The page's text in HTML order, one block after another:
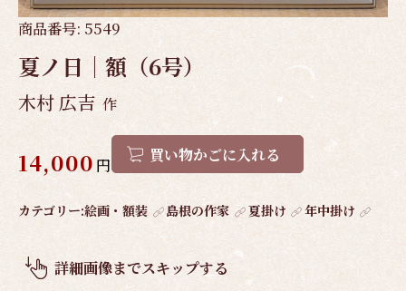
商品番号: 5549
夏ノ日｜額（6号）
木村 広吉 作
14,000 円
買い物かごに入れる
作
概
要
カテゴリー:絵画・額装 島根の作家 夏掛け 年中掛け
詳細画像までスキップする